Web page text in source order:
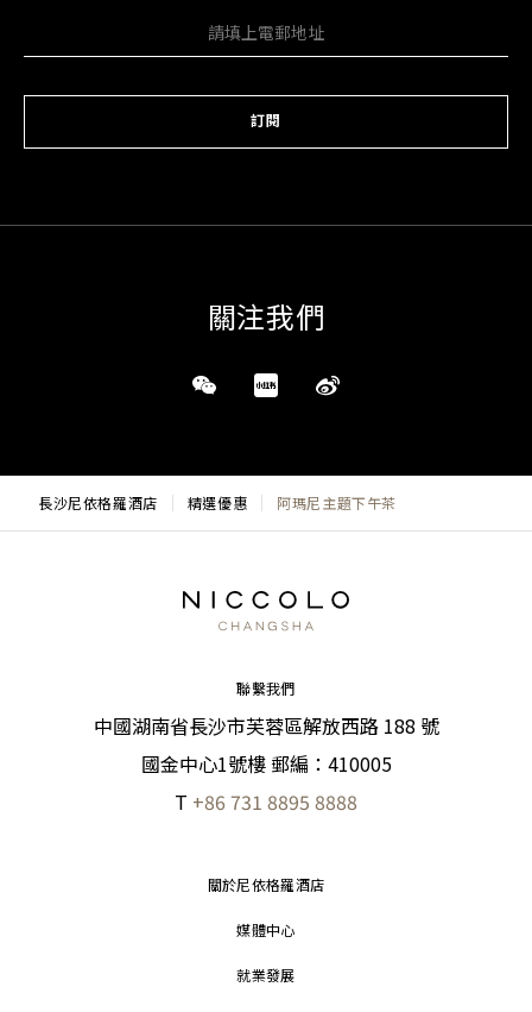
訂閱
關注我們
長沙尼依格羅酒店 精選優惠 阿瑪尼主題下午茶
聯繫我們
中國湖南省長沙市芙蓉區解放西路 188 號
國金中心1號樓 郵編：410005
T +86 731 8895 8888
關於尼依格羅酒店
媒體中心
就業發展